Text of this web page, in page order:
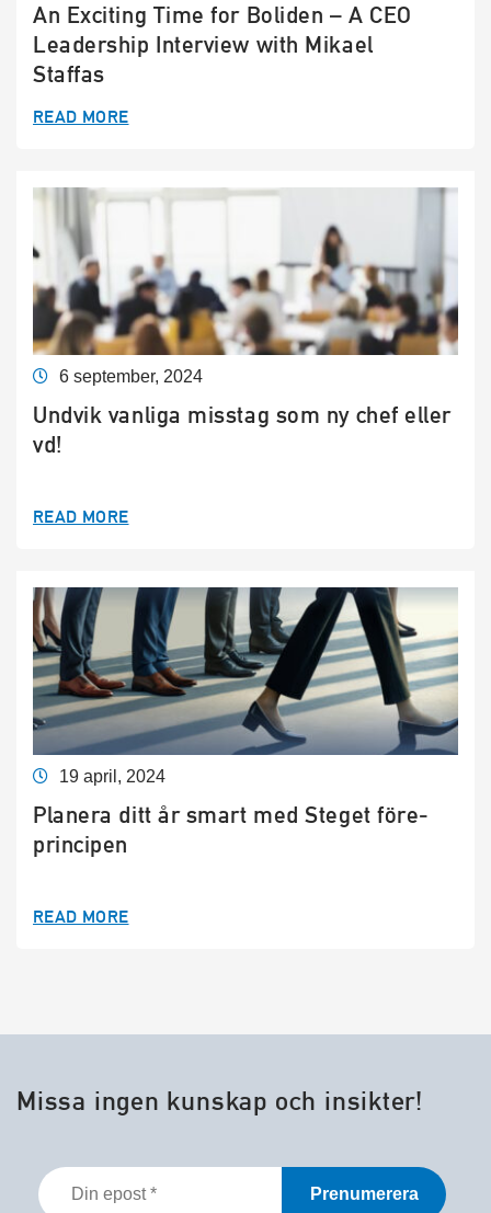
An Exciting Time for Boliden – A CEO
Leadership Interview with Mikael
Staffas
READ MORE
6 september, 2024
Undvik vanliga misstag som ny chef eller
vd!
READ MORE
19 april, 2024
Planera ditt år smart med Steget före-
principen
READ MORE
Missa ingen kunskap och insikter!
Din
epost